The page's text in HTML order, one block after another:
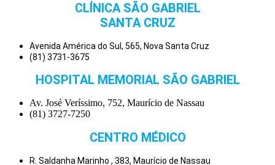
CLÍNICA SÃO GABRIEL
SANTA CRUZ
Avenida América do Sul, 565, Nova Santa Cruz
(81) 3731-3675
HOSPITAL MEMORIAL SÃO GABRIEL
Av. José Veríssimo, 752, Maurício de Nassau
(81) 3727-7250
CENTRO MÉDICO
R. Saldanha Marinho , 383, Maurício de Nassau